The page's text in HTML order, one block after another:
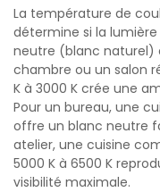
La température de
détermine si la
neutre (blanc naturel)
chambre ou un salon
K à 3000 K crée une
Pour un bureau, une
offre un blanc neutre
atelier, une cuisine
5000 K à 6500 K
visibilité maximale.